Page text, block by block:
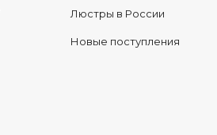
Люстры в России
Новые поступления